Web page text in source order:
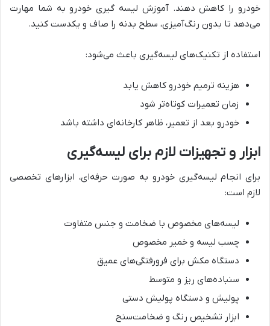
خودرو را کاهش دهند. آموزش لیسه گیری خودرو به شما مهارت
می‌دهد تا بدون رنگ‌آمیزی، سطح بدنه را صاف و یکدست کنید.
استفاده از تکنیک‌های لیسه‌گیری باعث می‌شود:
هزینه ترمیم خودرو کاهش یابد
زمان تعمیرات کوتاه‌تر شود
خودرو بعد از تعمیر، ظاهر کارخانه‌ای داشته باشد
ابزار و تجهیزات لازم برای لیسه‌گیری
برای انجام لیسه‌گیری خودرو به صورت حرفه‌ای، ابزارهای تخصصی
لازم است:
لیسه‌های مخصوص با ضخامت و جنس متفاوت
چسب لیسه و خمیر مخصوص
دستگاه مکش برای فرورفتگی‌های عمیق
سنباده‌های ریز و متوسط
پولیش و دستگاه پولیش دستی
ابزار تشخیص رنگ و ضخامت‌سنج